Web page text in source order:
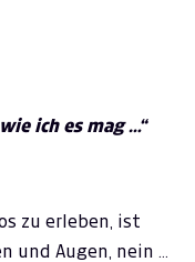
ich es mag …“
zu erleben, ist
und Augen, nein …